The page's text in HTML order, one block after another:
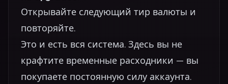
Открывайте следующий тир валюты и
повторяйте.
Это и есть вся система. Здесь вы не
крафтите временные расходники — вы
покупаете постоянную силу аккаунта.